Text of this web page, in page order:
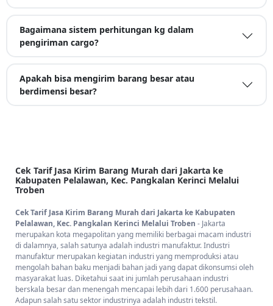
Bagaimana sistem perhitungan kg dalam
pengiriman cargo?
Apakah bisa mengirim barang besar atau
berdimensi besar?
Cek Tarif Jasa Kirim Barang Murah dari Jakarta ke
Kabupaten Pelalawan, Kec. Pangkalan Kerinci Melalui
Troben
Cek Tarif Jasa Kirim Barang Murah dari Jakarta ke Kabupaten
Pelalawan, Kec. Pangkalan Kerinci Melalui Troben - Jakarta
merupakan kota megapolitan yang memiliki berbagai macam industri
di dalamnya, salah satunya adalah industri manufaktur. Industri
manufaktur merupakan kegiatan industri yang memproduksi atau
mengolah bahan baku menjadi bahan jadi yang dapat dikonsumsi oleh
masyarakat luas. Diketahui saat ini jumlah perusahaan industri
berskala besar dan menengah mencapai lebih dari 1.600 perusahaan.
Adapun salah satu sektor industrinya adalah industri tekstil.